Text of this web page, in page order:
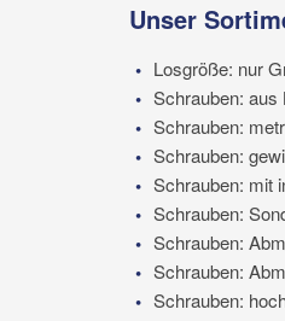
Unser
Losgröße: nur
Schrauben: aus
Schrauben:
Schrauben:
Schrauben: mit
Schrauben:
Schrauben:
Schrauben:
Schrauben: